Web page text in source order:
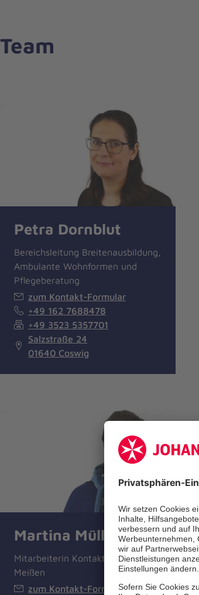
Team
Petra Dornblut
Bereichsleitung Breitenausbildung,
Ambulante Wohnformen und
Pflegeberatung
zum Kontakt-Formular
+49 162 7688478
+49 3523 5357701
Salzstraße 24
01640 Coswig
Martina Müller
Mitarbeiterin Kontaktstelle
Meißen
zum Kontakt-Formular